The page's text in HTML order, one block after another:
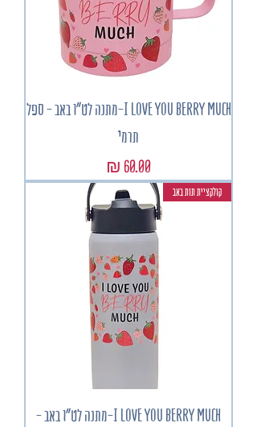
I LOVE YOU BERRY MUCH-מתנה לט"ו באב - ספל
תרמי
מחיר
קולקציית תות באב
I LOVE YOU BERRY MUCH-מתנה לט"ו באב -